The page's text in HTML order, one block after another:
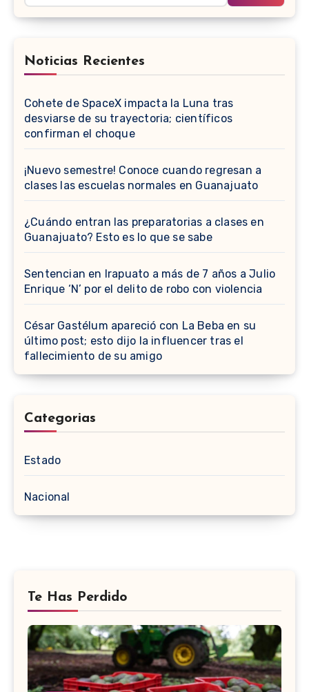
Noticias Recientes
Cohete de SpaceX impacta la Luna tras
desviarse de su trayectoria; científicos
confirman el choque
¡Nuevo semestre! Conoce cuando regresan a
clases las escuelas normales en Guanajuato
¿Cuándo entran las preparatorias a clases en
Guanajuato? Esto es lo que se sabe
Sentencian en Irapuato a más de 7 años a Julio
Enrique ‘N’ por el delito de robo con violencia
César Gastélum apareció con La Beba en su
último post; esto dijo la influencer tras el
fallecimiento de su amigo
Categorias
Estado
Nacional
Te Has Perdido